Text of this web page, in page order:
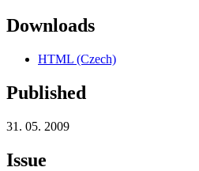
Downloads
HTML (Czech)
Published
31. 05. 2009
Issue